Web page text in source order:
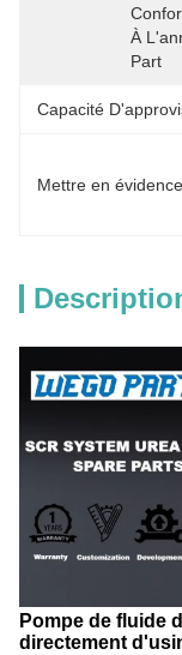
À
Part
Capacité
Mettre en
Pompe de fluide
directement